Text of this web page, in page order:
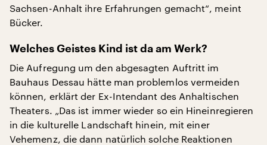
Sachsen-Anhalt ihre Erfahrungen gemacht“, meint
Bücker.
Welches Geistes Kind ist da am Werk?
Die Aufregung um den abgesagten Auftritt im
Bauhaus Dessau hätte man problemlos vermeiden
können, erklärt der Ex-Intendant des Anhaltischen
Theaters. „Das ist immer wieder so ein Hineinregieren
in die kulturelle Landschaft hinein, mit einer
Vehemenz, die dann natürlich solche Reaktionen